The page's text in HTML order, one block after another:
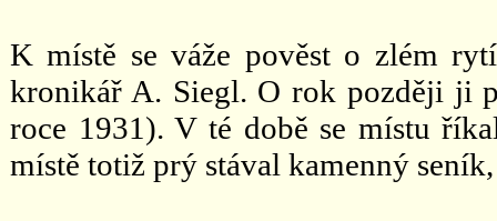
K místě se váže pověst o zlém
kronikář A. Siegl. O rok později ji
roce 1931). V té době se místu
místě totiž prý stával kamenný